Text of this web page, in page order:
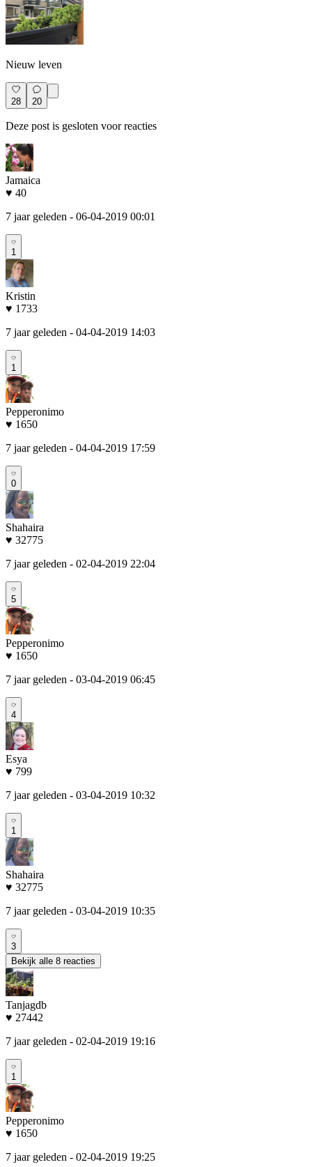
Nieuw leven
28 20
Deze post is gesloten voor reacties
Jamaica
♥ 40
7 jaar geleden - 06-04-2019 00:01
1
Kristin
♥ 1733
7 jaar geleden - 04-04-2019 14:03
1
Pepperonimo
♥ 1650
7 jaar geleden - 04-04-2019 17:59
0
Shahaira
♥ 32775
7 jaar geleden - 02-04-2019 22:04
5
Pepperonimo
♥ 1650
7 jaar geleden - 03-04-2019 06:45
4
Esya
♥ 799
7 jaar geleden - 03-04-2019 10:32
1
Shahaira
♥ 32775
7 jaar geleden - 03-04-2019 10:35
3
Bekijk alle 8 reacties
Tanjagdb
♥ 27442
7 jaar geleden - 02-04-2019 19:16
1
Pepperonimo
♥ 1650
7 jaar geleden - 02-04-2019 19:25